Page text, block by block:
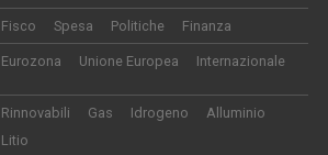
Fisco Spesa Politiche Finanza
Eurozona Unione Europea Internazionale
Rinnovabili Gas Idrogeno
Alluminio
Litio